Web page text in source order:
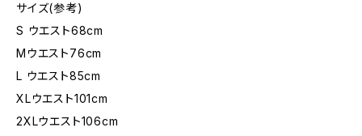
サイズ(参考)
S ウエスト68cm
Mウエスト76cm
L ウエスト85cm
XLウエスト101cm
2XLウエスト106cm